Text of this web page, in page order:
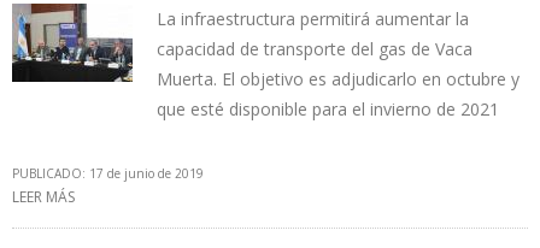
La infraestructura permitirá aumentar la
capacidad de transporte del gas de Vaca
Muerta. El objetivo es adjudicarlo en octubre y
que esté disponible para el invierno de 2021
PUBLICADO: 17 de junio de 2019
LEER MÁS